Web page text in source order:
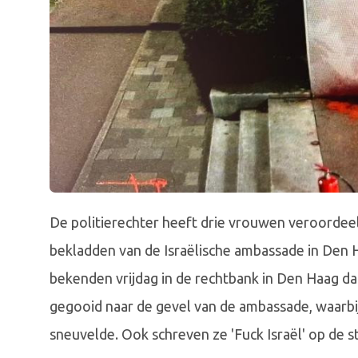
De politierechter heeft drie vrouwen
bekladden van de Israëlische ambassade in
bekenden vrijdag in de rechtbank in Den Haag
gegooid naar de gevel van de ambassade,
sneuvelde. Ook schreven ze 'Fuck Israël' op de